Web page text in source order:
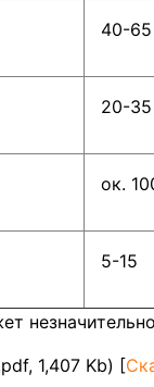
40-65
20-35
ок.
5-15
1,407 Kb) [